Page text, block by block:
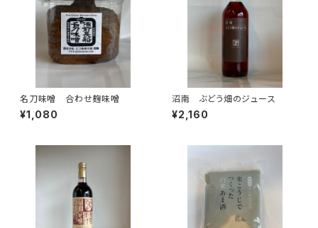
名刀味噌 合わせ麹味噌
¥1,080
沼南 ぶどう畑のジュース
¥2,160